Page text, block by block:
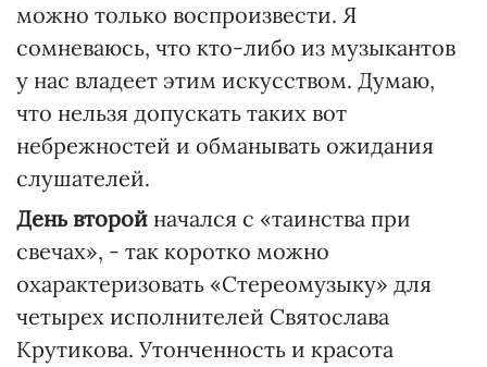
можно только воспроизвести. Я
сомневаюсь, что кто-либо из музыкантов
у нас владеет этим искусством. Думаю,
что нельзя допускать таких вот
небрежностей и обманывать ожидания
слушателей.
День второй начался с «таинства при
свечах», - так коротко можно
охарактеризовать «Стереомузыку» для
четырех исполнителей Святослава
Крутикова. Утонченность и красота